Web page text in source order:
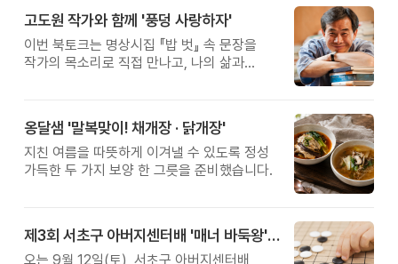
고도원 작가와 함께 '풍덩 사랑하자'
이번 북토크는 명상시집 『밥 벗』 속 문장을
작가의 목소리로 직접 만나고, 나의 삶과
옹달샘 '말복맞이! 채개장 · 닭개장'
지친 여름을 따뜻하게 이겨낼 수 있도록 정성
가득한 두 가지 보양 한 그릇을 준비했습니다.
제3회 서초구 아버지센터배 '매너 바둑왕' 대회
오는 9월 12일(토), 서초구 아버지센터배